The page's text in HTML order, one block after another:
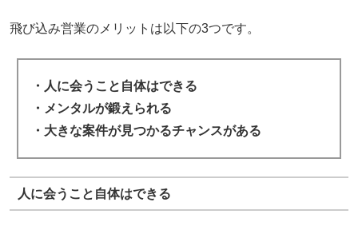
飛び込み営業のメリットは以下の3つです。
・人に会うこと自体はできる
・メンタルが鍛えられる
・大きな案件が見つかるチャンスがある
人に会うこと自体はできる